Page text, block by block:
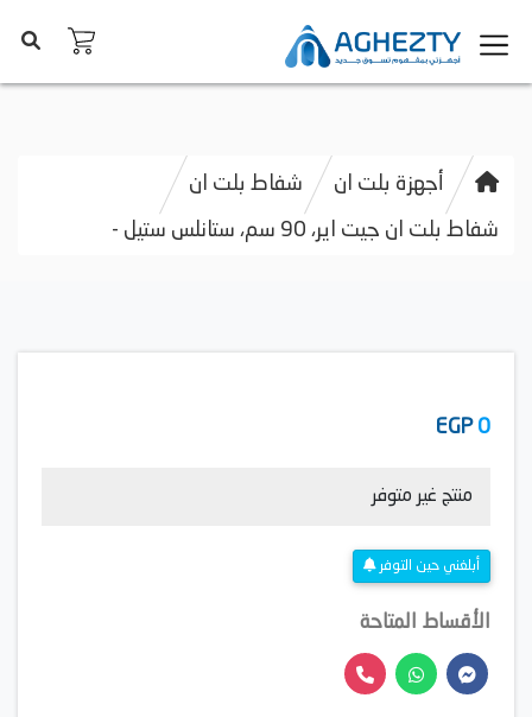
أجهزة بلت ان شفاط بلت ان
شفاط بلت ان جيت اير، 90 سم، ستانلس ستيل -
0
EGP
منتج غير متوفر
أبلغني حين التوفر
الأقساط المتاحة